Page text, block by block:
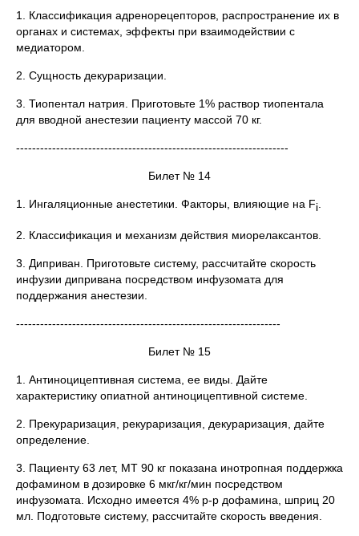
1. Классификация адренорецепторов, распространение их в
органах и системах, эффекты при взаимодействии с
медиатором.
2. Сущность декураризации.
3. Тиопентал натрия. Приготовьте 1% раствор тиопентала
для вводной анестезии пациенту массой 70 кг.
--------------------------------------------------------------------
Билет № 14
1. Ингаляционные анестетики. Факторы, влияющие на Fi
2. Классификация и механизм действия миорелаксантов.
3. Диприван. Приготовьте систему, рассчитайте скорость
инфузии дипривана посредством инфузомата для
поддержания анестезии.
------------------------------------------------------------------
Билет № 15
1. Антиноцицептивная система, ее виды. Дайте
характеристику опиатной антиноцицептивной системе.
2. Прекураризация, рекураризация, декураризация, дайте
определение.
3. Пациенту 63 лет, МТ 90 кг показана инотропная поддержка
дофамином в дозировке 6 мкг/кг/мин посредством
инфузомата. Исходно имеется 4% р-р дофамина, шприц 20
мл. Подготовьте систему, рассчитайте скорость введения.